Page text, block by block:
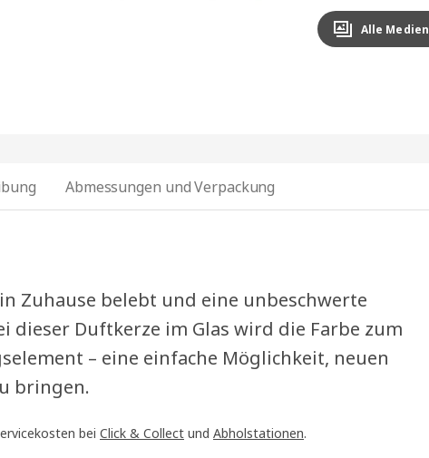
Alle Medien
Abmessungen und Verpackung
Zuhause belebt und eine unbeschwerte
dieser Duftkerze im Glas wird die Farbe zum
– eine einfache Möglichkeit, neuen
bringen.
bei Click & Collect und Abholstationen.